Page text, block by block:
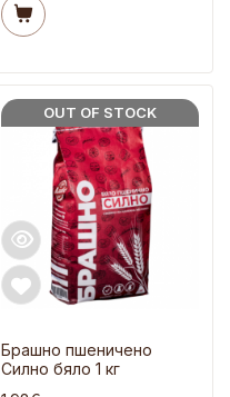
OUT OF STOCK
Брашно пшеничено
Силно бяло 1 кг